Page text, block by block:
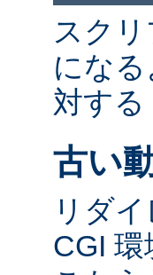
スク
にな
対す
古い
リダ
CGI